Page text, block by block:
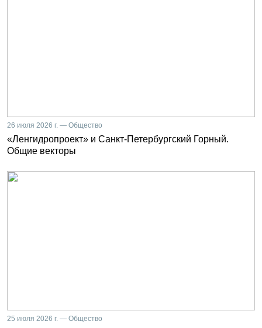
26 июля 2026 г. — Общество
«Ленгидропроект» и Санкт-Петербургский Горный.
Общие векторы
25 июля 2026 г. — Общество